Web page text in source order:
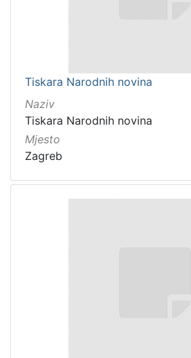
Tiskara Narodnih novina
Naziv
Tiskara Narodnih novina
Mjesto
Zagreb